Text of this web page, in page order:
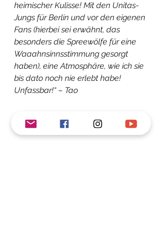
heimischer Kulisse! Mit den Unitas-
Jungs für Berlin und vor den eigenen
Fans (hierbei sei erwähnt, das
besonders die Spreewölfe für eine
Waaahnsinnsstimmung gesorgt
haben), eine Atmosphäre, wie ich sie
bis dato noch nie erlebt habe!
Unfassbar!“ – Tao